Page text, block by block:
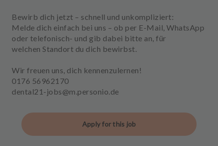
Bewirb dich jetzt – schnell und unkompliziert:
Melde dich einfach bei uns – ob per E-Mail, WhatsApp
oder telefonisch- und gib dabei bitte an, für
welchen Standort du dich bewirbst.
Wir freuen uns, dich kennenzulernen!
0176 56962170
dental21-jobs@m.personio.de
Apply for this job